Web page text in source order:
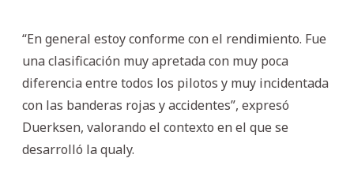
“En general estoy conforme con el rendimiento. Fue
una clasificación muy apretada con muy poca
diferencia entre todos los pilotos y muy incidentada
con las banderas rojas y accidentes”, expresó
Duerksen, valorando el contexto en el que se
desarrolló la qualy.